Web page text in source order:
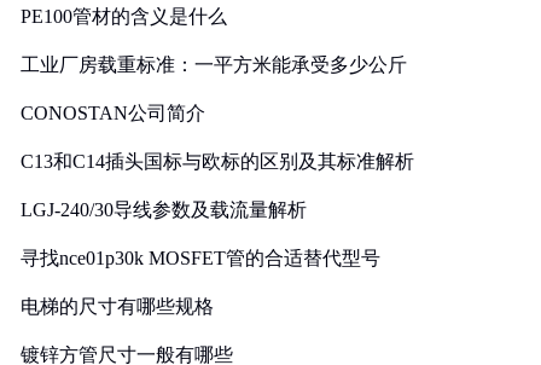
PE100管材的含义是什么
工业厂房载重标准：一平方米能承受多少公斤
CONOSTAN公司简介
C13和C14插头国标与欧标的区别及其标准解析
LGJ-240/30导线参数及载流量解析
寻找nce01p30k MOSFET管的合适替代型号
电梯的尺寸有哪些规格
镀锌方管尺寸一般有哪些